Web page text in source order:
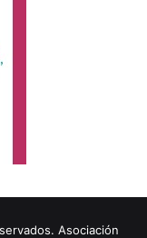
Asociación